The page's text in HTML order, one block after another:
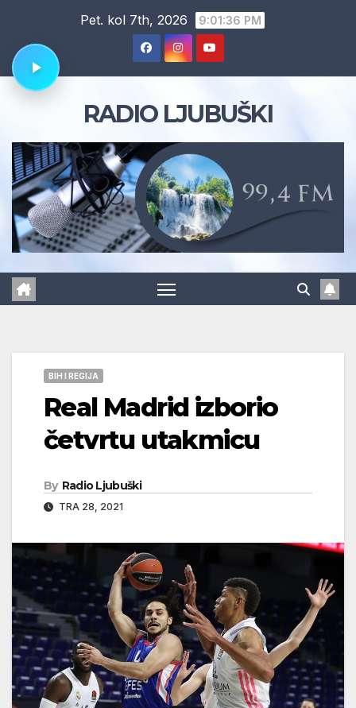
content
Pet. kol 7th, 2026 9:01:37 PM
RADIO LJUBUŠKI
BIH I REGIJA
Real Madrid izborio
četvrtu utakmicu
By Radio Ljubuški
TRA 28, 2021